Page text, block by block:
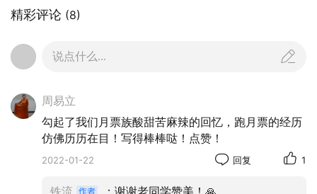
所谓月票，就是乘坐轮渡、公交车的凭证,分为
左边贴有我的照片，右边标有“武汉职工上下班月
票”字样，下方为设计的月票花，并盖有公交蓝色
规律调整，从几元慢慢地涨到十几元。记得每到月
底，须到公交总站服务小窗口，用钱换上下个月的
新月票。我呢，偶尔工作忙，或疏忽了，新月开
端，忘记换取新月票，在跑月票中，拿着旧月票，
跟售票员求情，一般好商量。要是遇上对方扳着黑
精彩评论 (8)
说点什么...
周易立
勾起了我们月票族酸甜苦麻辣的回忆，跑月票的经历
仿佛历历在目！写得棒棒哒！点赞！
2022-01-22 回复 1
铁流 ：谢谢老同学赞美！🙏